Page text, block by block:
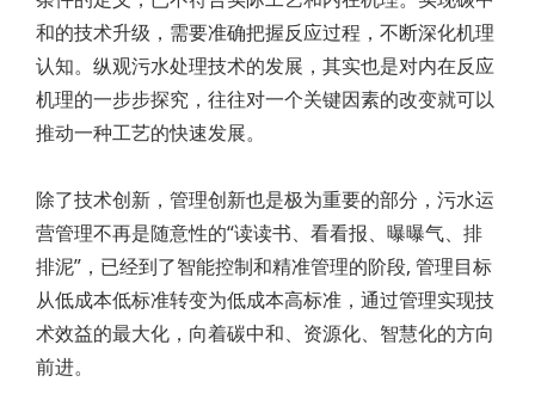
和的技术升级，需要准确把握反应过程，不断深化机理
认知。纵观污水处理技术的发展，其实也是对内在反应
机理的一步步探究，往往对一个关键因素的改变就可以
推动一种工艺的快速发展。
除了技术创新，管理创新也是极为重要的部分，污水运
营管理不再是随意性的“读读书、看看报、曝曝气、排
排泥”，已经到了智能控制和精准管理的阶段, 管理目标
从低成本低标准转变为低成本高标准，通过管理实现技
术效益的最大化，向着碳中和、资源化、智慧化的方向
前进。